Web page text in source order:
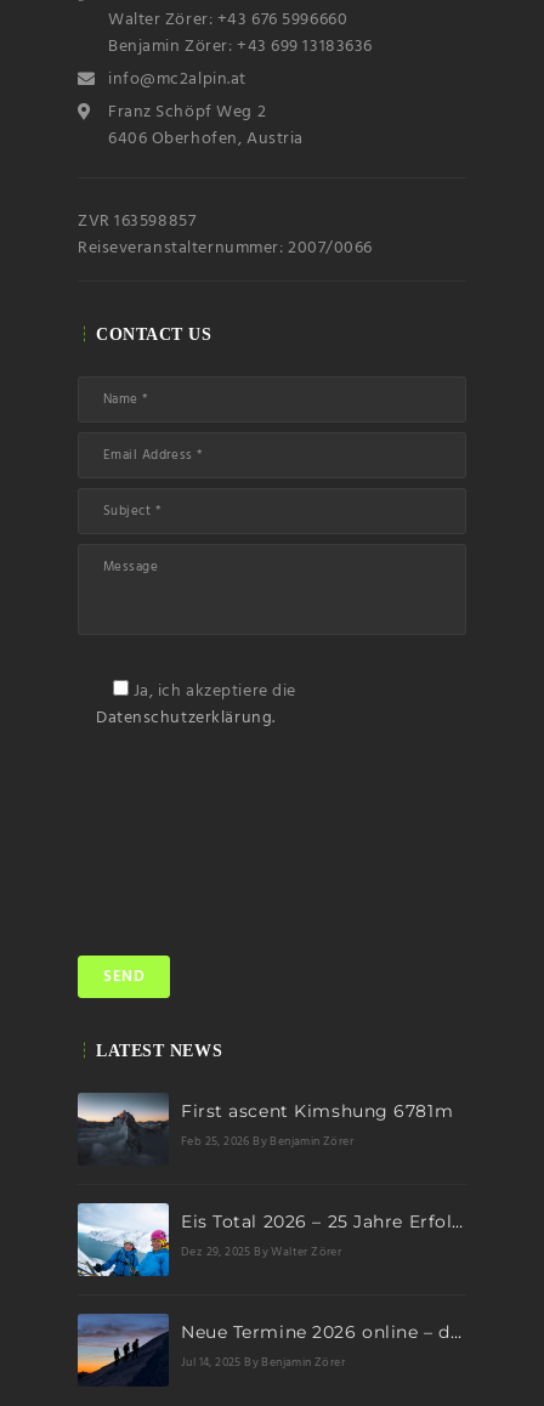
Walter Zörer: +43 676 5996660
Benjamin Zörer: +43 699 13183636
info@mc2alpin.at
Franz Schöpf Weg 2
6406 Oberhofen, Austria
ZVR 163598857
Reiseveranstalternummer: 2007/0066
CONTACT US
Ja, ich akzeptiere die
Datenschutzerklärung.
LATEST NEWS
First ascent Kimshung 6781m
Feb 25, 2026 By Benjamin Zörer
Eis Total 2026 – 25 Jahre Erfolgsgeschichte im steilen Eis
Dez 29, 2025 By Walter Zörer
Neue Termine 2026 online – dein nächstes Abenteuer wartet!
Jul 14, 2025 By Benjamin Zörer